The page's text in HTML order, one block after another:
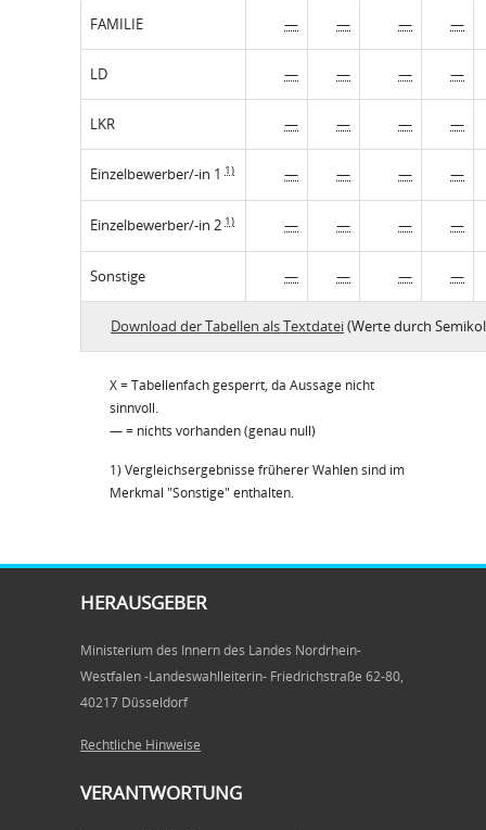
FAMILIE — — — —
LD — — — —
LKR — — — —
Einzelbewerber/-in 1 1) — — — —
Einzelbewerber/-in 2 1) — — — —
Sonstige — — — —
Download der Tabellen als Textdatei(Werte durch
X = Tabellenfach gesperrt, da Aussage nicht
sinnvoll.
— = nichts vorhanden (genau null)
1) Vergleichsergebnisse früherer Wahlen sind im
Merkmal "Sonstige" enthalten.
HERAUSGEBER
Ministerium des Innern des Landes Nordrhein-
Westfalen -Landeswahlleiterin- Friedrichstraße 62-80,
40217 Düsseldorf
Rechtliche Hinweise
VERANTWORTUNG